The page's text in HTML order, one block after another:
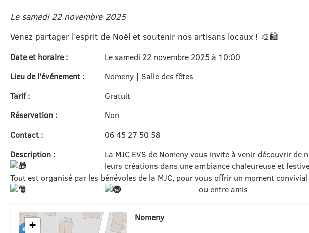
Le samedi 22 novembre 2025
Venez partager l’esprit de Noël et soutenir nos artisans locaux ! 🎨🛍️
Date et horaire :
Le samedi 22 novembre 2025 à 10:00
Lieu de l'événement :
Nomeny | Salle des fêtes
Tarif :
Gratuit
Réservation :
Non
Contact :
06 45 27 50 58
Description :
La MJC EVS de Nomeny vous invite à venir découvrir de
leurs créations dans une ambiance chaleureuse et
Tout est organisé par les bénévoles de la MJC, pour vous offrir un moment
ou entre amis
+
Nomeny